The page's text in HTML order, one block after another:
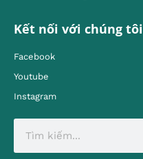
Kết nối với chúng tôi
Facebook
Youtube
Instagram